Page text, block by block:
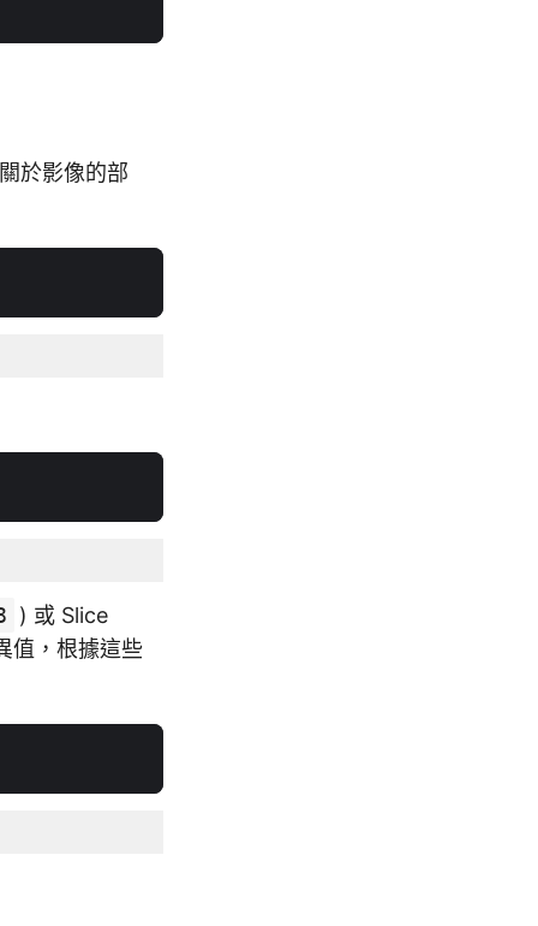
於影像的部
) 或 Slice
值，根據這些